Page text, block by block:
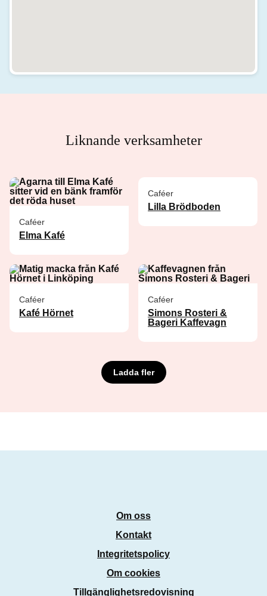
Liknande verksamheter
Caféer
Elma Kafé
Caféer
Lilla Brödboden
Caféer
Kafé Hörnet
Caféer
Simons Rosteri &
Bageri Kaffevagn
Ladda fler
Om oss
Kontakt
Integritetspolicy
Om cookies
Tillgänglighetsredovisning